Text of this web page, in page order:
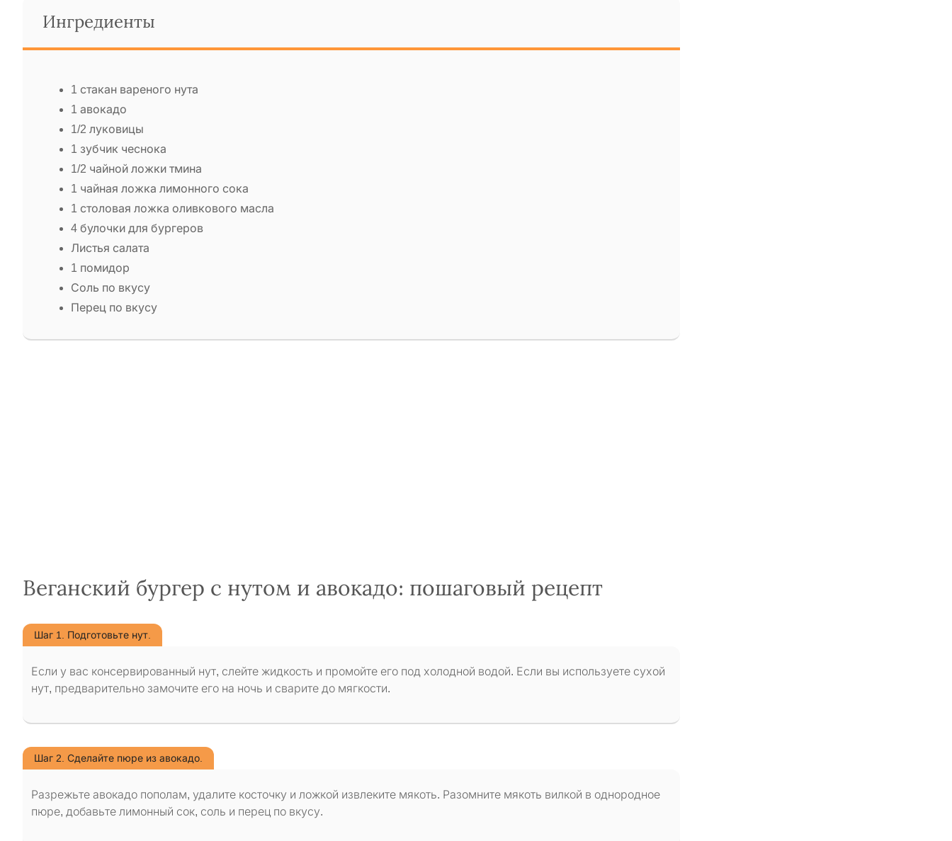
Ингредиенты
1 стакан вареного нута
1 авокадо
1/2 луковицы
1 зубчик чеснока
1/2 чайной ложки тмина
1 чайная ложка лимонного сока
1 столовая ложка оливкового масла
4 булочки для бургеров
Листья салата
1 помидор
Соль по вкусу
Перец по вкусу
Веганский бургер с нутом и авокадо: пошаговый рецепт
Шаг 1. Подготовьте нут.
Если у вас консервированный нут, слейте жидкость и промойте его под холодной водой. Если вы используете сухой
нут, предварительно замочите его на ночь и сварите до мягкости.
Шаг 2. Сделайте пюре из авокадо.
Разрежьте авокадо пополам, удалите косточку и ложкой извлеките мякоть. Разомните мякоть вилкой в однородное
пюре, добавьте лимонный сок, соль и перец по вкусу.